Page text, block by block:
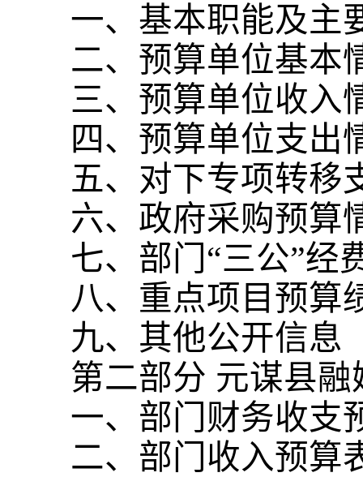
一、基本职能及主
二、预算单位基本
三、预算单位收入
四、预算单位支出
五、对下专项转移
六、政府采购预算
七、部门“三公”经
八、重点项目预算
九、其他公开信息
第二部分 元谋县
一、部门财务收支
二、部门收入预算